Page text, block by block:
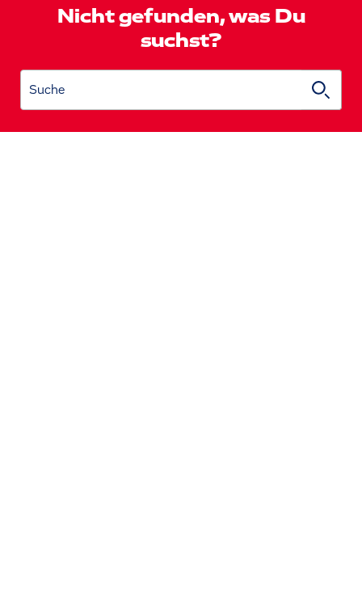
Nicht gefunden, was Du
suchst?
Suche